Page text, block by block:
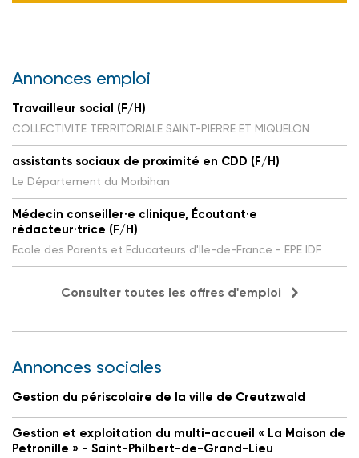
Annonces emploi
Travailleur social (F/H)
COLLECTIVITE TERRITORIALE SAINT-PIERRE ET MIQUELON
assistants sociaux de proximité en CDD (F/H)
Le Département du Morbihan
Médecin conseiller·e clinique, Écoutant·e
rédacteur·trice (F/H)
Ecole des Parents et Educateurs d'Ile-de-France - EPE IDF
Consulter toutes les offres d'emploi
Annonces sociales
Gestion du périscolaire de la ville de Creutzwald
Gestion et exploitation du multi-accueil « La Maison de
Petronille » - Saint-Philbert-de-Grand-Lieu